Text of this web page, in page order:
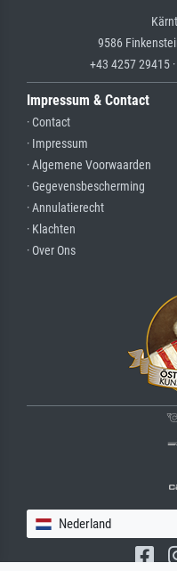
9586
+43 4257 29415
Impressum & Contact
· Contact
· Impressum
· Algemene Voorwaarden
· Gegevensbescherming
· Annulatierecht
· Klachten
· Over Ons
Nederland